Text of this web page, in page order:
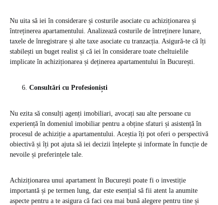
Nu uita să iei în considerare și costurile asociate cu achiziționarea și
întreținerea apartamentului. Analizează costurile de întreținere lunare,
taxele de înregistrare și alte taxe asociate cu tranzacția. Asigură-te că îți
stabilești un buget realist și că iei în considerare toate cheltuielile
implicate în achiziționarea și deținerea apartamentului în București.
Consultări cu Profesioniști
Nu ezita să consulți agenți imobiliari, avocați sau alte persoane cu
experiență în domeniul imobiliar pentru a obține sfaturi și asistență în
procesul de achiziție a apartamentului. Aceștia îți pot oferi o perspectivă
obiectivă și îți pot ajuta să iei decizii înțelepte și informate în funcție de
nevoile și preferințele tale.
Achiziționarea unui apartament în București poate fi o investiție
importantă și pe termen lung, dar este esențial să fii atent la anumite
aspecte pentru a te asigura că faci cea mai bună alegere pentru tine și